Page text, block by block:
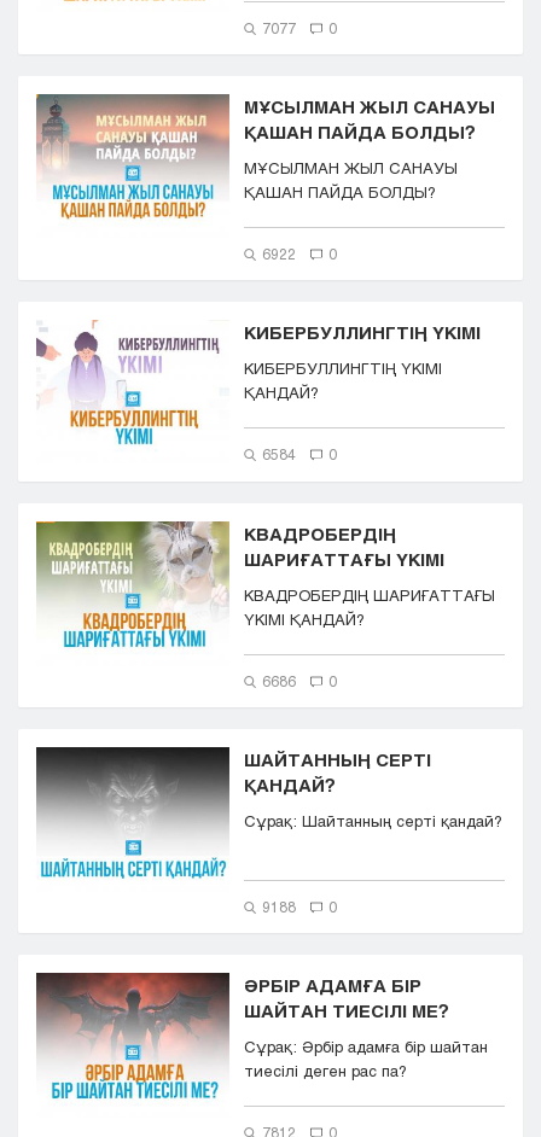
7077 0
МҰСЫЛМАН ЖЫЛ САНАУЫ
ҚАШАН ПАЙДА БОЛДЫ?
МҰСЫЛМАН ЖЫЛ САНАУЫ
ҚАШАН ПАЙДА БОЛДЫ?
6922 0
КИБЕРБУЛЛИНГТІҢ ҮКІМІ
КИБЕРБУЛЛИНГТІҢ ҮКІМІ
ҚАНДАЙ?
6584 0
КВАДРОБЕРДІҢ
ШАРИҒАТТАҒЫ ҮКІМІ
КВАДРОБЕРДІҢ ШАРИҒАТТАҒЫ
ҮКІМІ ҚАНДАЙ?
6686 0
ШАЙТАННЫҢ СЕРТІ
ҚАНДАЙ?
Сұрақ: Шайтанның серті қандай?
9188 0
ӘРБІР АДАМҒА БІР
ШАЙТАН ТИЕСІЛІ МЕ?
Сұрақ: Әрбір адамға бір шайтан
тиесілі деген рас па?
7812 0